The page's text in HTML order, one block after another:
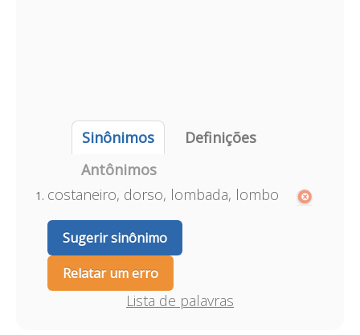
Sinônimos
Definições
Antônimos
costaneiro, dorso, lombada, lombo
Sugerir sinônimo
Relatar um erro
Lista de palavras